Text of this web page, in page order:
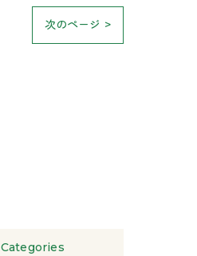
次のページ >
Categories